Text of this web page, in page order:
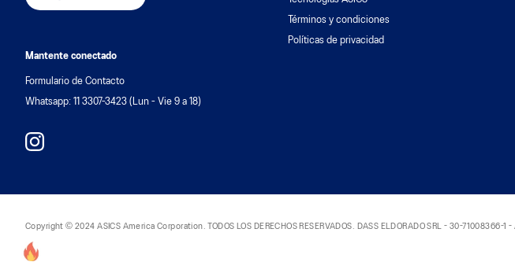
Mantente conectado
Formulario de Contacto
Whatsapp: 11 3307-3423 (Lun - Vie 9 a 18)
Términos y condiciones
Políticas de privacidad
Copyright © 2024 ASICS America Corporation. TODOS LOS DERECHOS RESERVADOS. DASS ELDORADO SRL - 30-